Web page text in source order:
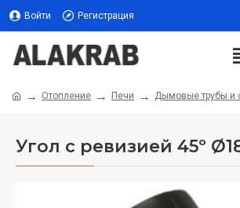
Войти Регистрация
Отопление Печи Дымовые трубы и
Угол с ревизией 45º